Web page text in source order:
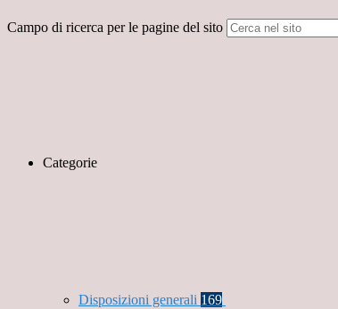
Campo di ricerca per le pagine del sito
Categorie
Disposizioni generali 169